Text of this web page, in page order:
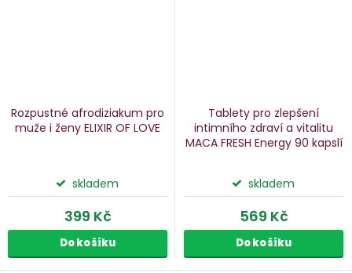
Rozpustné afrodiziakum pro
muže i ženy ELIXIR OF LOVE
skladem
399 Kč
Do košíku
Tablety pro zlepšení
intimního zdraví a vitalitu
MACA FRESH Energy 90 kapslí
skladem
569 Kč
Do košíku